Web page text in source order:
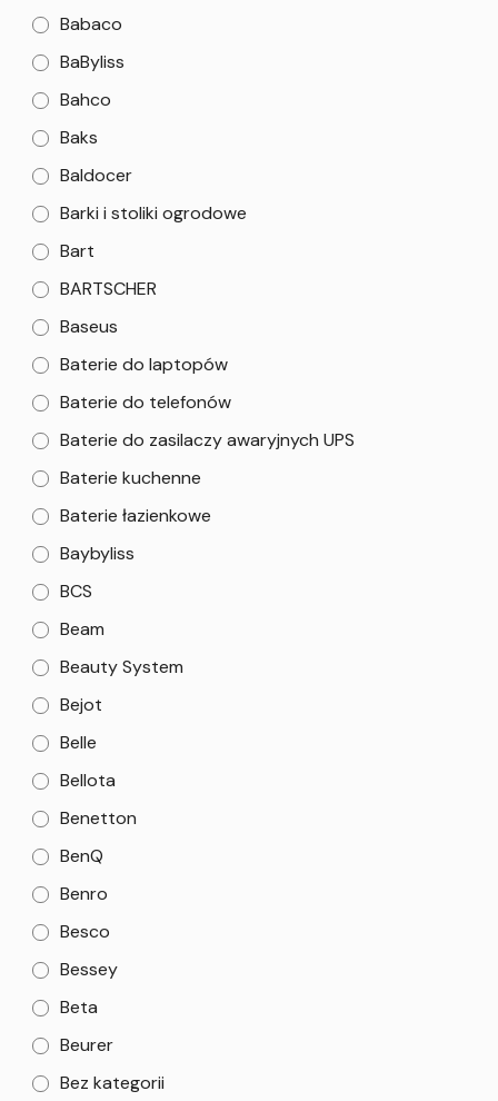
Babaco
BaByliss
Bahco
Baks
Baldocer
Barki i stoliki ogrodowe
Bart
BARTSCHER
Baseus
Baterie do laptopów
Baterie do telefonów
Baterie do zasilaczy awaryjnych UPS
Baterie kuchenne
Baterie łazienkowe
Baybyliss
BCS
Beam
Beauty System
Bejot
Belle
Bellota
Benetton
BenQ
Benro
Besco
Bessey
Beta
Beurer
Bez kategorii